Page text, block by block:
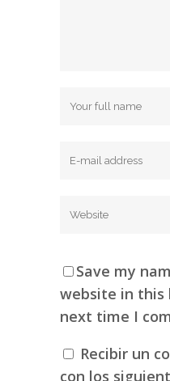
Save my
website in this
next time I
Recibir un
con los